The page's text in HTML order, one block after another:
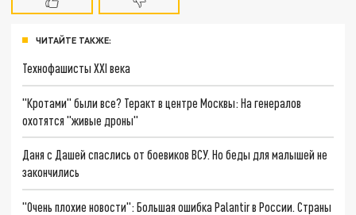
ЧИТАЙТЕ ТАКЖЕ:
Технофашисты XXI века
"Кротами" были все? Теракт в центре Москвы: На генералов
охотятся "живые дроны"
Даня с Дашей спаслись от боевиков ВСУ. Но беды для малышей не
закончились
"Очень плохие новости": Большая ошибка Palantir в России. Страны